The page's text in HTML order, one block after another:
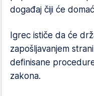
događaj čiji će
Igrec ističe da će
zapošljavanjem
definisane
zakona.